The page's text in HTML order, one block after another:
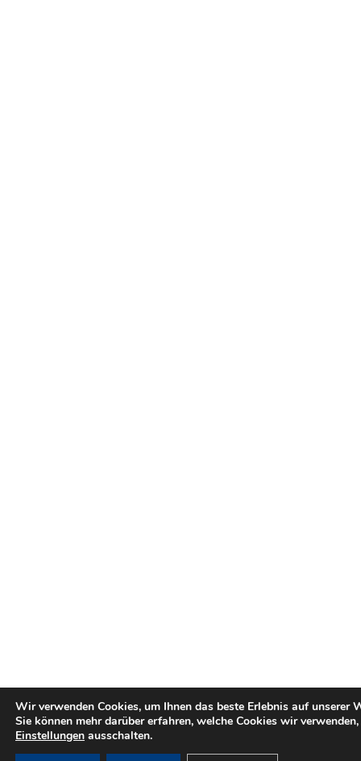
Wir verwenden Cookies, um Ihnen das beste Erlebnis auf unserer
Sie können mehr darüber erfahren, welche Cookies wir
Einstellungen ausschalten.